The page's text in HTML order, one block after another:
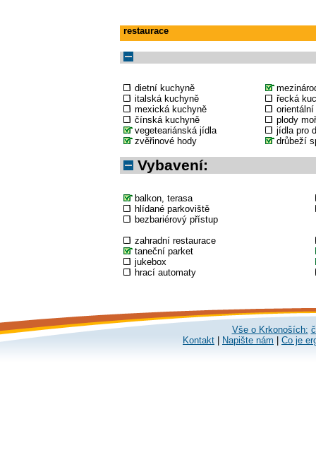
restaurace
dietní kuchyně
italská kuchyně
řecká
mexická kuchyně
čínská kuchyně
plody
vegeteariánská jídla
jídla pro
zvěřinové hody
drůbeží
Vybavení:
balkon, terasa
hlídané parkoviště
bezbariérový přístup
zahradní restaurace
taneční parket
jukebox
hrací automaty
Vše o Krkonoších:
Kontakt
Napište nám Co je